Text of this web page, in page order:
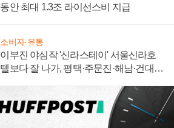
동안 최대 1.3조 라이선스비 지급
소비자·유통
이부진 야심작 '신라스테이' 서울신라호
텔보다 잘 나가, 평택·주문진·해남·건대로